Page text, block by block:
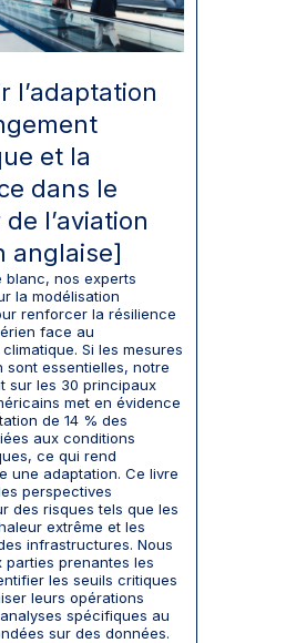
l’adaptation
et la
dans le
l’aviation
anglaise]
blanc, nos experts
la modélisation
renforcer la résilience
face au
Si les mesures
sont essentielles, notre
sur les 30 principaux
met en évidence
de 14 % des
aux conditions
ce qui rend
une adaptation. Ce livre
perspectives
des risques tels que les
extrême et les
infrastructures. Nous
parties prenantes les
les seuils critiques
leurs opérations
spécifiques au
sur des données.